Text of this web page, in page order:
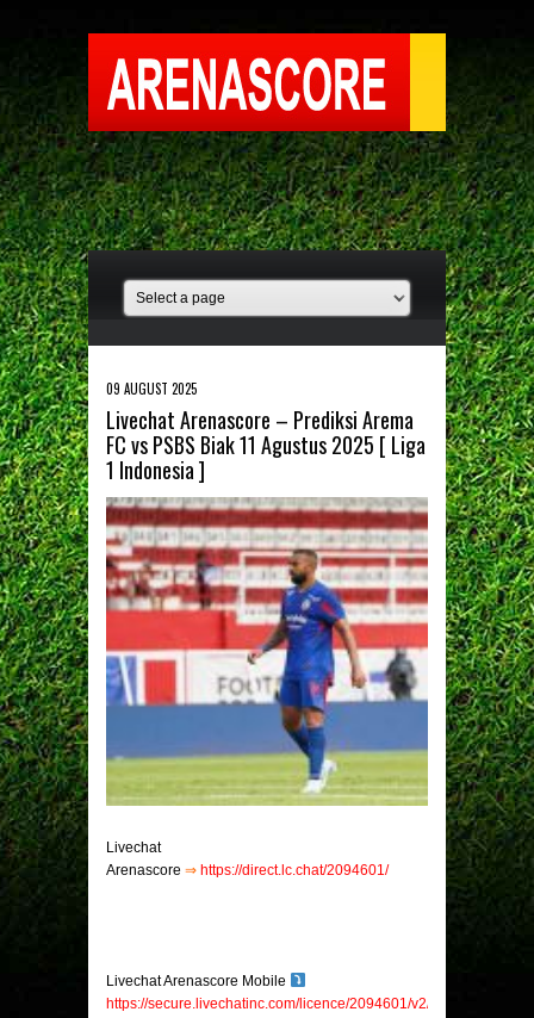
09 AUGUST 2025
Livechat Arenascore – Prediksi Arema
FC vs PSBS Biak 11 Agustus 2025 [ Liga
1 Indonesia ]
Livechat
Arenascore ⇒ https://direct.lc.chat/2094601/
Livechat Arenascore Mobile
https://secure.livechatinc.com/licence/2094601/v2/open_chat.cgi?